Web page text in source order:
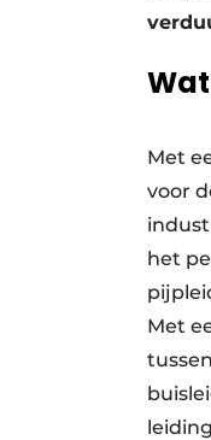
Met
voor
het
Met